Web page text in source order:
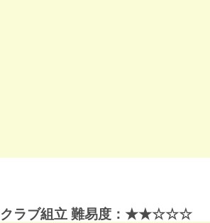
クラブ組立 難易度： ★★☆☆☆